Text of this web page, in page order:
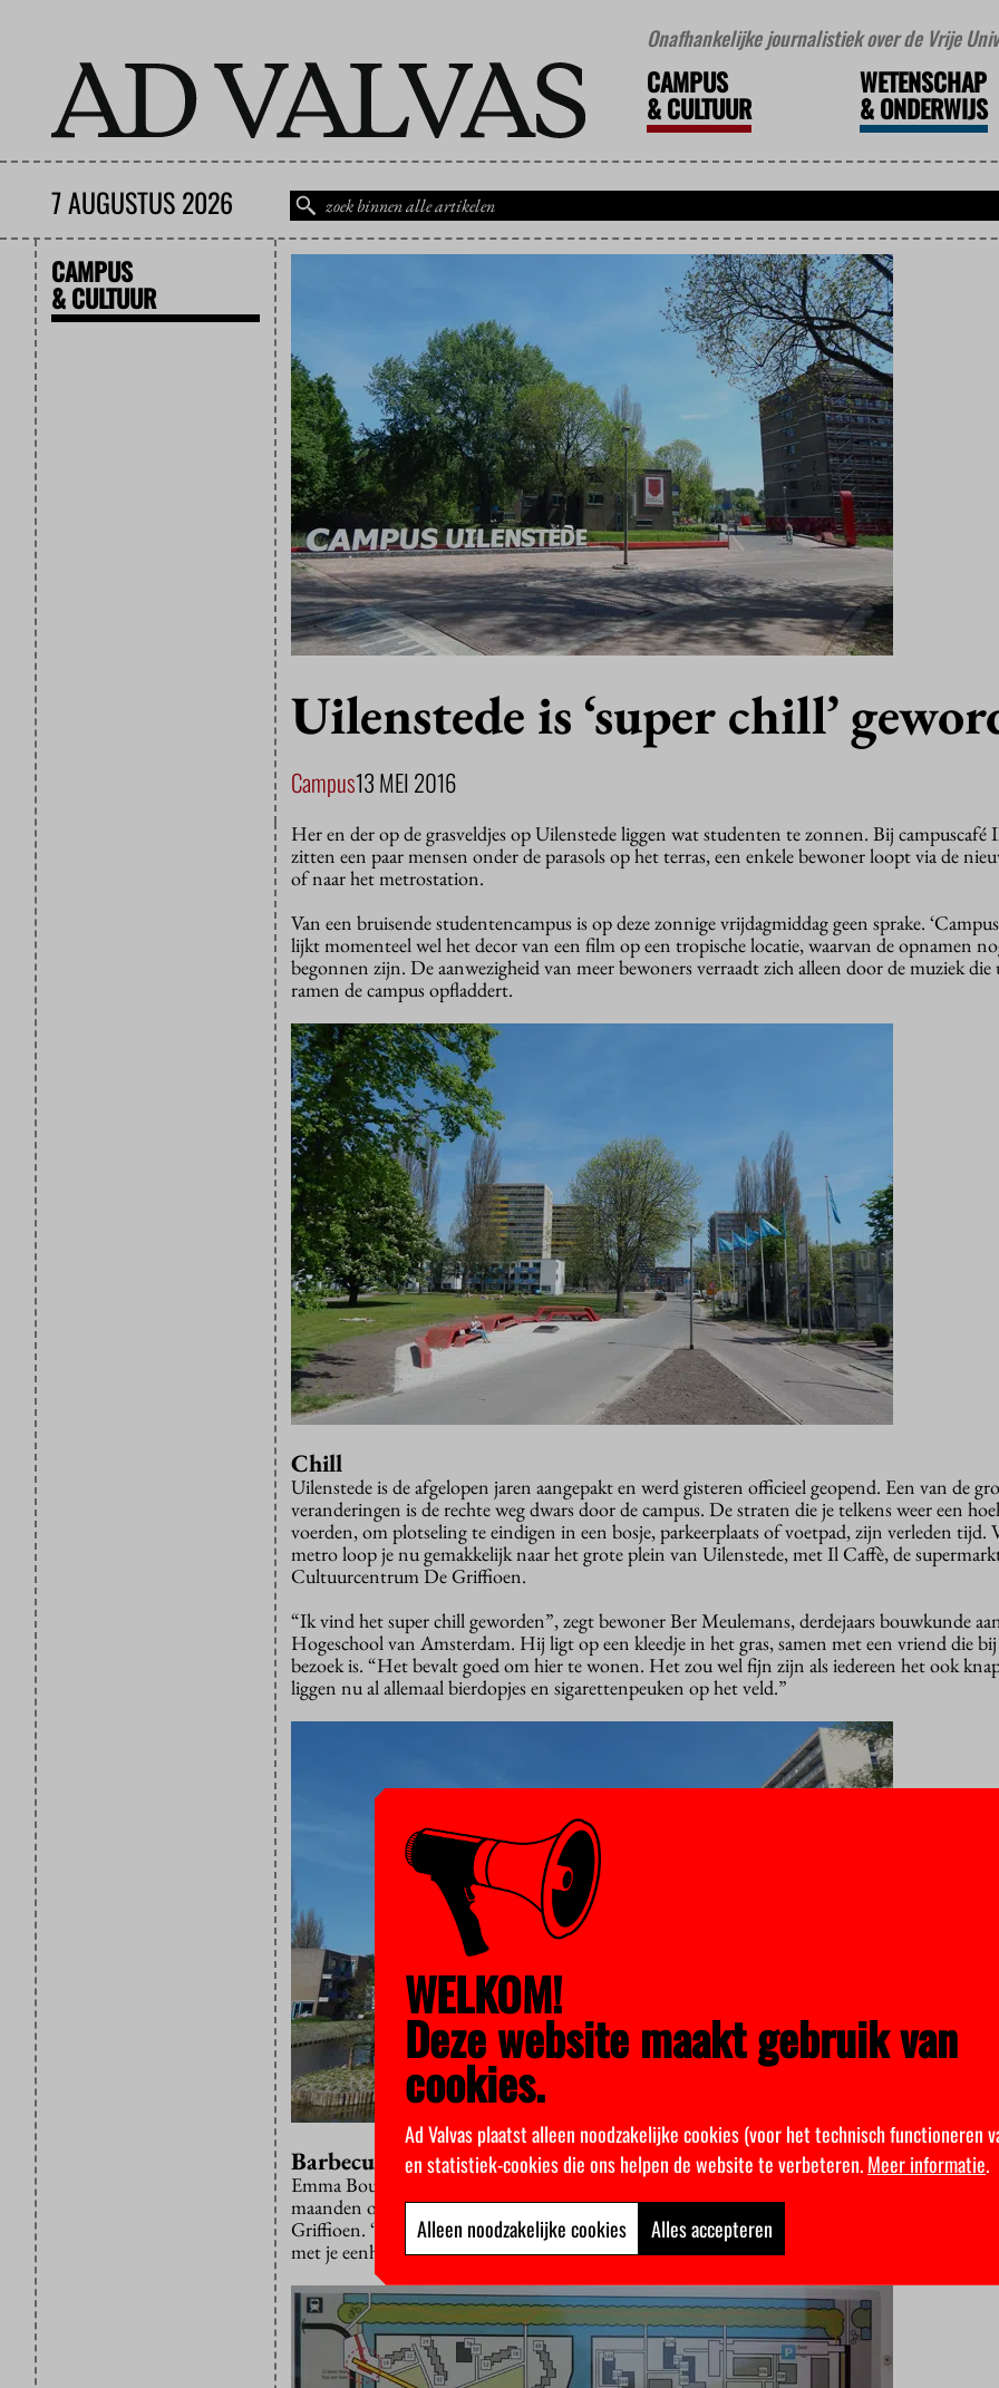
Onafhankelijke journalistiek over de Vrije
CAMPUS
&CULTUUR
WETENSCHAP
&ONDERWIJS
7 AUGUSTUS 2026
CAMPUS
& CULTUUR
Uilenstede is ‘super chill’
Campus13 MEI 2016
Her en der op de grasveldjes op Uilenstede liggen wat studenten te zonnen. Bij campuscafé
zitten een paar mensen onder de parasols op het terras, een enkele bewoner loopt via de
of naar het metrostation.
Van een bruisende studentencampus is op deze zonnige vrijdagmiddag geen sprake.
lijkt momenteel wel het decor van een film op een tropische locatie, waarvan de opnamen
begonnen zijn. De aanwezigheid van meer bewoners verraadt zich alleen door de muziek
ramen de campus opfladdert.
Chill
Uilenstede is de afgelopen jaren aangepakt en werd gisteren officieel geopend. Een van de
veranderingen is de rechte weg dwars door de campus. De straten die je telkens weer een
voerden, om plotseling te eindigen in een bosje, parkeerplaats of voetpad, zijn verleden tijd.
metro loop je nu gemakkelijk naar het grote plein van Uilenstede, met Il Caffè, de
Cultuurcentrum De Griffioen.
“Ik vind het super chill geworden”, zegt bewoner Ber Meulemans, derdejaars bouwkunde
Hogeschool van Amsterdam. Hij ligt op een kleedje in het gras, samen met een vriend die
bezoek is. “Het bevalt goed om hier te wonen. Het zou wel fijn zijn als iedereen het ook
liggen nu al allemaal bierdopjes en sigarettenpeuken op het veld.”
Barbecuen
Emma Bouman, eerstejaars gezondheid en leven aan de VU, woont net als Meulemans sinds
maanden op Uilenstede. Ze zit met twee vriendinnen op de nieuwe steiger aan de vijver
Griffioen. “Ik vind het leuk dat je veel leuke dingen kan doen met z’n allen”, zegt ze. “Je kunt
met je eenheid en er is een sportveldje.”
WELKOM!
Deze website maakt gebruik van
cookies.
Ad Valvas plaatst alleen noodzakelijke cookies (voor het technisch functioneren
en statistiek-cookies die ons helpen de website te verbeteren.Meer informatie.
Alleen noodzakelijke cookies Alles accepteren